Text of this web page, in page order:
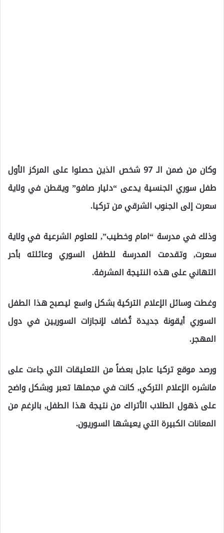
وكان من ضمن الـ 97 شخص الذين حصلوا على المركز الأول
طفل سوري الجنسية يدعى “دليار صافو” ويقطن في ولاية
سعرت إلى الجنوب الشرقي من تركيا.
وذلك في مدرسة “امام وخطيب”, للعلوم الشرعية في ولاية
سعرت, وتقدمت المدرسة للطفل السوري وعائلته بأحر
التهاني على هذه النتيجة المشرفة.
وغطت وسائل الإعلام التركية بشكل واسع ليصبح هذا الطفل
السوري أيقونة جديدة تُضاف لإنجازات السوريين في دول
المهجر.
ورصد موقع تركيا عاجل بعضاً من التعليقات التي جاءت على
مانشره الإعلام التركي, كانت في مجملها تعبر وبشكل واضح
على ذهول الطلاب الأتراك من نتيجة هذا الطفل, بالرغم من
المعانات الكبيرة التي يعيشها السوريون.